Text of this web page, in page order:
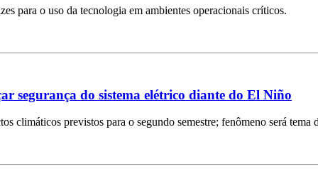
para o uso da tecnologia em ambientes operacionais críticos.
segurança do sistema elétrico diante do El Niño
climáticos previstos para o segundo semestre; fenômeno será